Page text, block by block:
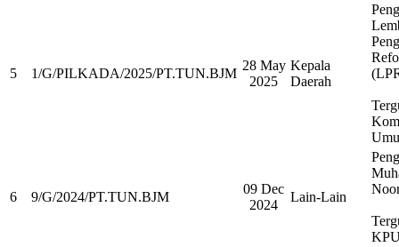
5 1/G/PILKADA/2025/PT.TUN.BJM
28 May
2025
Kepala
Daerah
6 9/G/2024/PT.TUN.BJM
09 Dec
2024
Lain-Lain